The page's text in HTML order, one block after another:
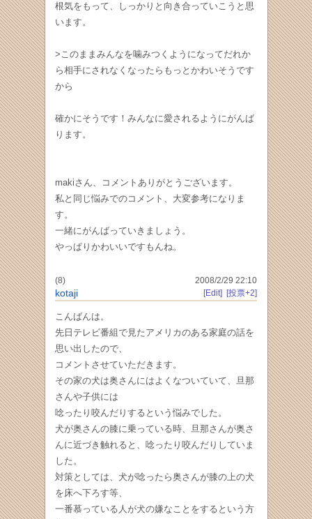
根気をもって、しっかりと向き合っていこうと思
います。
>このままみんなを噛みつくようになってだれか
ら相手にされなくなったらもっとかわいそうです
から
確かにそうです！みんなに愛されるようにがんば
ります。
makiさん、コメントありがとうございます。
私と同じ悩みでのコメント、大変参考になりま
す。
一緒にがんばっていきましょう。
やっぱりかわいいですもんね。
(8)
kotaji
2008/2/29 22:10
[Edit]
[投票+2]
こんばんは。
先日テレビ番組で見たアメリカのある家庭の話を
思い出したので、
コメントさせていただきます。
その家の犬は奥さんにはよくなついていて、旦那
さんや子供には
唸ったり咬んだりするという悩みでした。
犬が奥さんの膝に乗っている時、旦那さんが奥さ
んに近づき触れると、唸ったり咬んだりしていま
した。
対策としては、犬が唸ったら奥さんが膝の上の犬
を床へ下ろす等、
一番慕っている人が犬の嫌なことをするという方